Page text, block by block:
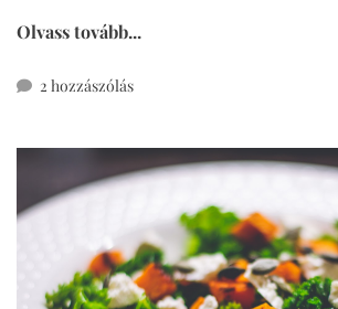
Olvass tovább...
2 hozzászólásgyors
kelesztés
és
pihentetés
című
bejegyzéshez